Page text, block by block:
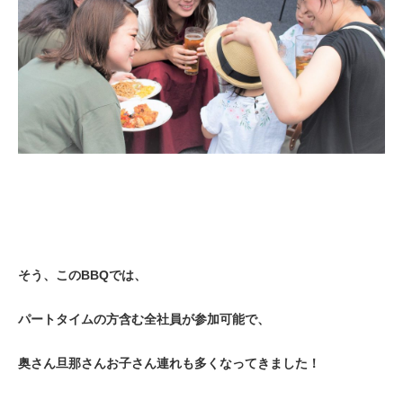
そう、このBBQでは、
パートタイムの方含む全社員が参加可能で、
奥さん旦那さんお子さん連れも多くなってきました！